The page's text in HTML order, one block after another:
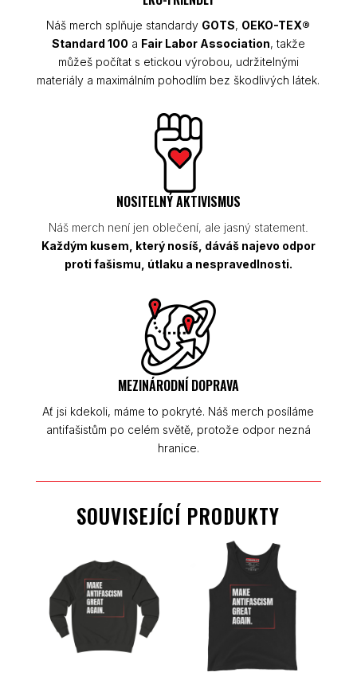
Náš merch splňuje standardy GOTS, OEKO-TEX®
Standard 100 a Fair Labor Association, takže
můžeš počítat s etickou výrobou, udržitelnými
materiály a maximálním pohodlím bez škodlivých látek.
NOSITELNÝ AKTIVISMUS
Náš merch není jen oblečení, ale jasný statement.
Každým kusem, který nosíš, dáváš najevo odpor
proti fašismu, útlaku a nespravedlnosti.
MEZINÁRODNÍ DOPRAVA
Ať jsi kdekoli, máme to pokryté. Náš merch posíláme
antifašistům po celém světě, protože odpor nezná
hranice.
SOUVISEJÍCÍ PRODUKTY